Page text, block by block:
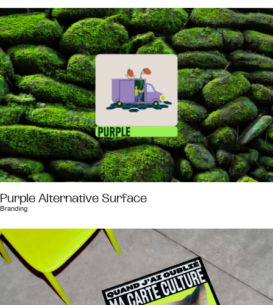
Purple Alternative Surface
Branding